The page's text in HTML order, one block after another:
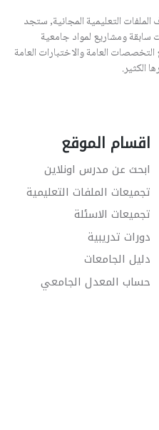
التعليمية المجانية, ستجد
سابقة ومشاريع لمواد جامعية
العامة والاختبارات العامة
اقسام الموقع
ابحث عن مدرس اونلاين
تجميعات الملفات التعليمية
تجميعات الاسئلة
دورات تدريبية
دليل الجامعات
حساب المعدل الجامعي